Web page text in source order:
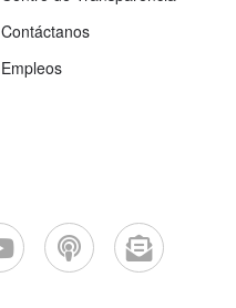
Contáctanos
Empleos